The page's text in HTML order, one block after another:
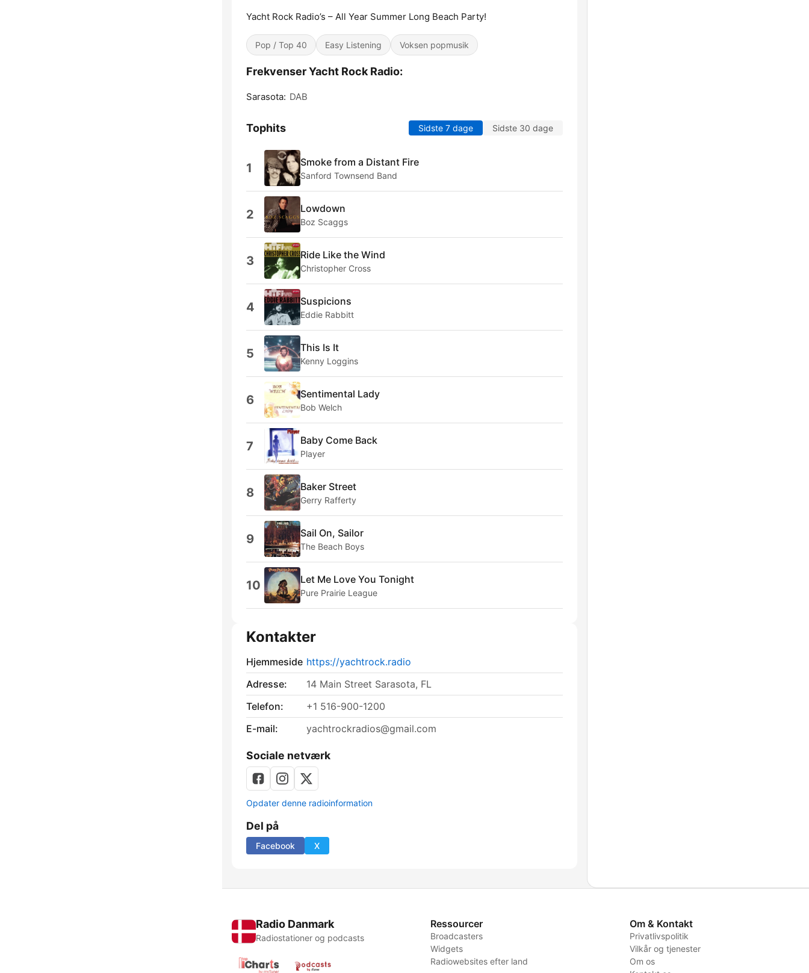
Yacht Rock Radio’s – All Year Summer Long Beach Party!
Pop / Top 40 Easy Listening Voksen popmusik
Frekvenser Yacht Rock Radio:
Sarasota: DAB
Tophits Sidste 7 dage Sidste 30 dage
1 Smoke from a Distant Fire
Sanford Townsend Band
2 Lowdown
Boz Scaggs
3 Ride Like the Wind
Christopher Cross
4 Suspicions
Eddie Rabbitt
5 This Is It
Kenny Loggins
6 Sentimental Lady
Bob Welch
7 Baby Come Back
Player
8 Baker Street
Gerry Rafferty
9 Sail On, Sailor
The Beach Boys
10 Let Me Love You Tonight
Pure Prairie League
Kontakter
Hjemmeside https://yachtrock.radio
Adresse:
14 Main Street Sarasota, FL
Telefon:
+1 516-900-1200
E-mail:
yachtrockradios@gmail.com
Sociale netværk
Opdater denne radioinformation
Del på
Facebook X
Radio Danmark
Radiostationer og podcasts
Ressourcer
Broadcasters
Widgets
Radiowebsites efter land
Om & Kontakt
Privatlivspolitik
Vilkår og tjenester
Om os